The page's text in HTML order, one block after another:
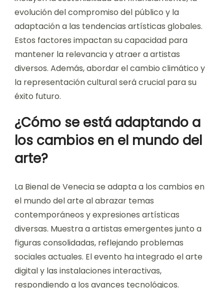
evolución del compromiso del público y la
adaptación a las tendencias artísticas globales.
Estos factores impactan su capacidad para
mantener la relevancia y atraer a artistas
diversos. Además, abordar el cambio climático y
la representación cultural será crucial para su
éxito futuro.
¿Cómo se está adaptando a
los cambios en el mundo del
arte?
La Bienal de Venecia se adapta a los cambios en
el mundo del arte al abrazar temas
contemporáneos y expresiones artísticas
diversas. Muestra a artistas emergentes junto a
figuras consolidadas, reflejando problemas
sociales actuales. El evento ha integrado el arte
digital y las instalaciones interactivas,
respondiendo a los avances tecnológicos.